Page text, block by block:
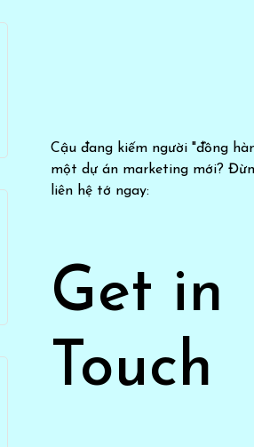
Cậu đang kiếm người "đồng
một dự án marketing mới?
liên hệ tớ ngay:
Get in
Touch